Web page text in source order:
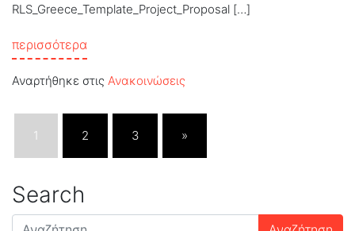
RLS_Greece_Template_Project_Proposal […]
περισσότερα
Αναρτήθηκε στις Ανακοινώσεις
1 2 3 »
Search
Αναζήτηση